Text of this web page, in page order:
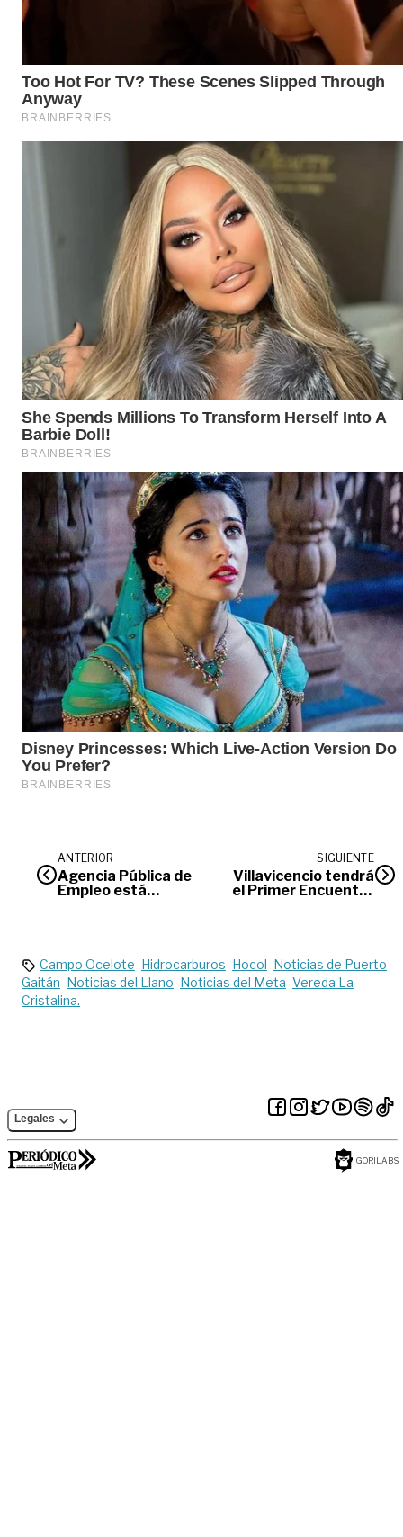
ANTERIOR
Agencia Pública de
Empleo está
SIGUIENTE
Villavicencio tendrá
el Primer Encuentro
Campo Ocelote Hidrocarburos Hocol Noticias de Puerto
Gaitán Noticias del Llano Noticias del Meta Vereda La
Cristalina.
Legales
GORILABS